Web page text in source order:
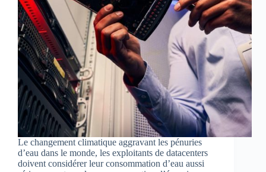
Le changement climatique aggravant les pénuries
d’eau dans le monde, les exploitants de datacenters
doivent considérer leur consommation d’eau aussi